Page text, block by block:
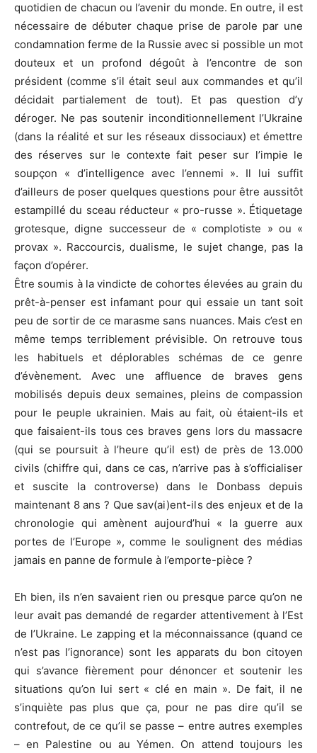
quotidien de chacun ou l’avenir du monde. En outre, il est
nécessaire de débuter chaque prise de parole par une
condamnation ferme de la Russie avec si possible un mot
douteux et un profond dégoût à l’encontre de son
président (comme s’il était seul aux commandes et qu’il
décidait partialement de tout). Et pas question d’y
déroger. Ne pas soutenir inconditionnellement l’Ukraine
(dans la réalité et sur les réseaux dissociaux) et émettre
des réserves sur le contexte fait peser sur l’impie le
soupçon « d’intelligence avec l’ennemi ». Il lui suffit
d’ailleurs de poser quelques questions pour être aussitôt
estampillé du sceau réducteur « pro-russe ». Étiquetage
grotesque, digne successeur de « complotiste » ou «
provax ». Raccourcis, dualisme, le sujet change, pas la
façon d’opérer.
Être soumis à la vindicte de cohortes élevées au grain du
prêt-à-penser est infamant pour qui essaie un tant soit
peu de sortir de ce marasme sans nuances. Mais c’est en
même temps terriblement prévisible. On retrouve tous
les habituels et déplorables schémas de ce genre
d’évènement. Avec une affluence de braves gens
mobilisés depuis deux semaines, pleins de compassion
pour le peuple ukrainien. Mais au fait, où étaient-ils et
que faisaient-ils tous ces braves gens lors du massacre
(qui se poursuit à l’heure qu’il est) de près de 13.000
civils (chiffre qui, dans ce cas, n’arrive pas à s’officialiser
et suscite la controverse) dans le Donbass depuis
maintenant 8 ans ? Que sav(ai)ent-ils des enjeux et de la
chronologie qui amènent aujourd’hui « la guerre aux
portes de l’Europe », comme le soulignent des médias
jamais en panne de formule à l’emporte-pièce ?
Eh bien, ils n’en savaient rien ou presque parce qu’on ne
leur avait pas demandé de regarder attentivement à l’Est
de l’Ukraine. Le zapping et la méconnaissance (quand ce
n’est pas l’ignorance) sont les apparats du bon citoyen
qui s’avance fièrement pour dénoncer et soutenir les
situations qu’on lui sert « clé en main ». De fait, il ne
s’inquiète pas plus que ça, pour ne pas dire qu’il se
contrefout, de ce qu’il se passe – entre autres exemples
– en Palestine ou au Yémen. On attend toujours les